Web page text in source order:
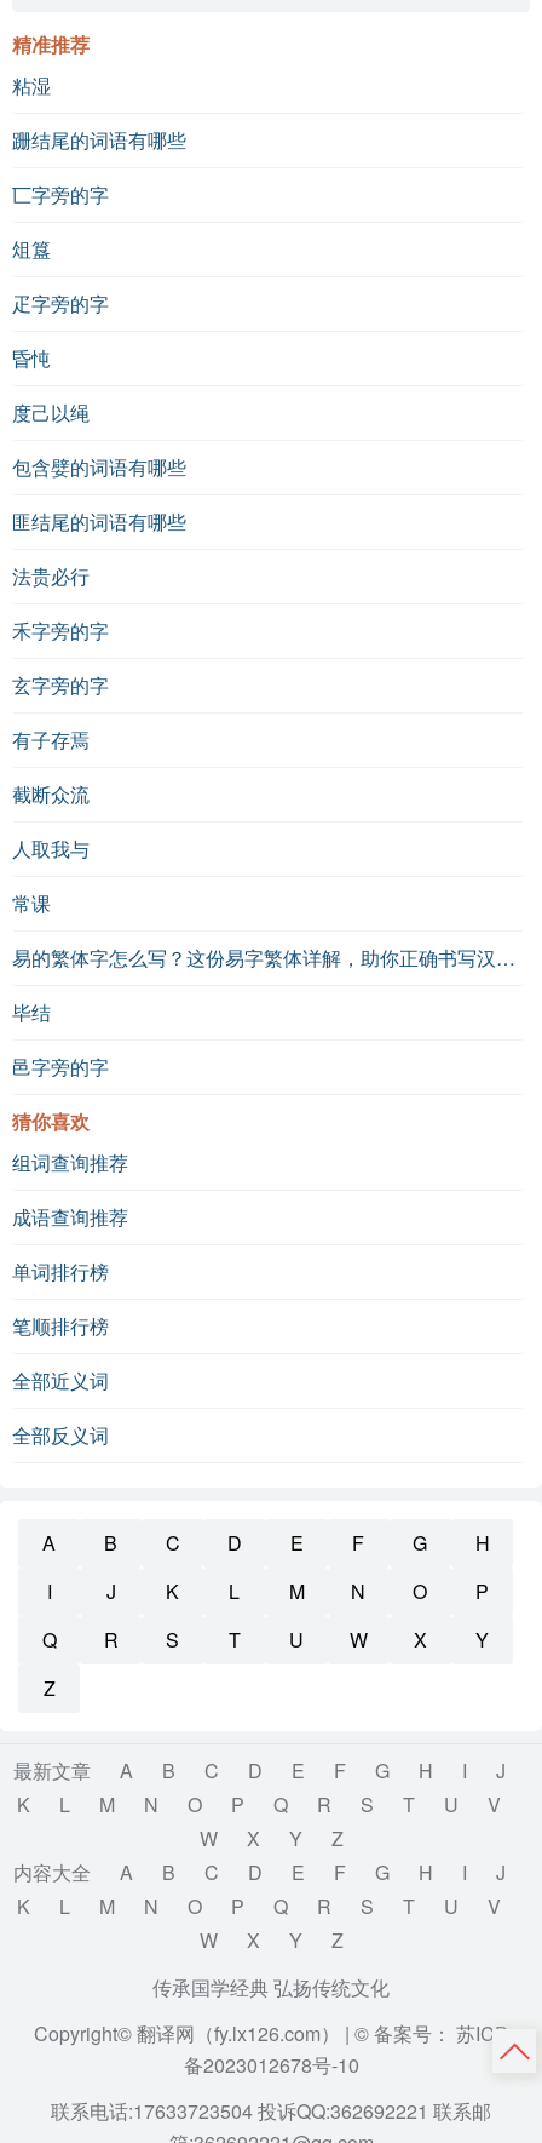
精准推荐
粘湿
跚结尾的词语有哪些
匸字旁的字
俎簋
疋字旁的字
昏忳
度己以绳
包含嬖的词语有哪些
匪结尾的词语有哪些
法贵必行
禾字旁的字
玄字旁的字
有子存焉
截断众流
人取我与
常课
易的繁体字怎么写？这份易字繁体详解，助你正确书写汉字_汉字繁体学习
毕结
邑字旁的字
猜你喜欢
组词查询推荐
成语查询推荐
单词排行榜
笔顺排行榜
全部近义词
全部反义词
A B C D E F G
H
I
J K L M N O
P
Q
R S T U W X
Y
Z
最新文章 A B C D E F G H I
J
K
L M N O P Q R S T U
V
W
X Y
Z
内容大全
A B C D E F G H I
J
K
L M N O P Q R S T U
V
W
X Y
Z
传承国学经典 弘扬传统文化
Copyright© 翻译网（fy.lx126.com） | © 备案号： 苏ICP
备2023012678号-10
联系电话:17633723504 投诉QQ:362692221 联系邮